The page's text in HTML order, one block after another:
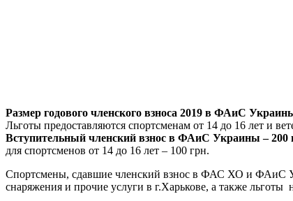
Размер годового членского взноса 2019 в ФАиС
Льготы предоставляются спортсменам от 14 до 16 лет и
Вступительный членский взнос в ФАиС Украины – 200
для спортсменов от 14 до 16 лет – 100 грн.
Спортсмены, сдавшие членский взнос в ФАС ХО и ФАиС
снаряжения и прочие услуги в г.Харькове, а также